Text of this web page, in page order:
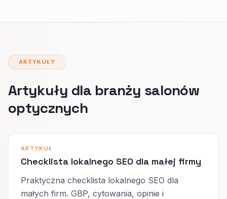
ARTYKUŁY
Artykuły dla branży salonów
optycznych
ARTYKUŁ
Checklista lokalnego SEO dla małej firmy
Praktyczna checklista lokalnego SEO dla
małych firm. GBP, cytowania, opinie i